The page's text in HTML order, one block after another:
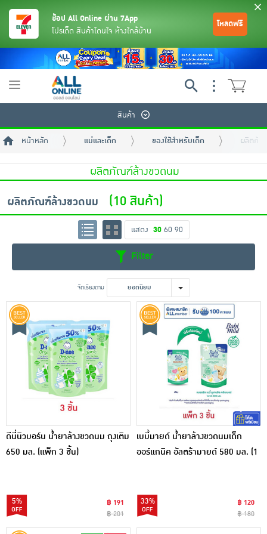
ขนมขบเคี้ยว และช็อคโกแลต
อาหารสด ผัก ผลไม้และเบเกอรี่
ช้อป All Online ผ่าน 7App
โปรเด็ด สินค้าโดนใจ ห้างใกล้บ้าน
โหลดฟรี
Toggle
สินค้า
หน้าหลัก แม่และเด็ก ของใช้สำหรับเด็ก ผลิตภัณ
ผลิตภัณฑ์ล้างขวดนม
ผลิตภัณฑ์ล้างขวดนม
(10 สินค้า)
แสดง 30 60 90
Filter
จัดเรียงตาม ยอดนิยม
ดีนี่นิวบอร์น น้ำยาล้างขวดนม ถุงเติม
650 มล. (แพ็ก 3 ชิ้น)
5%
฿ 191
฿ 201
เบบี้มายด์ น้ำยาล้างขวดนมเด็ก
ออร์แกนิค อัลตร้ามายด์ 580 มล. (1
33%
฿ 120
฿ 180